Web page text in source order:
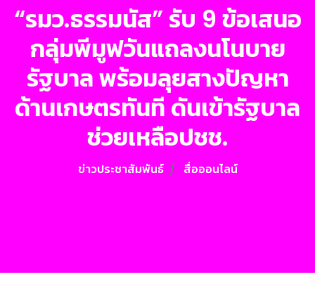
“รมว.ธรรมนัส” รับ 9 ข้อเสนอ
กลุ่มพีมูฟวันแถลงนโนบาย
รัฐบาล พร้อมลุยสางปัญหา
ด้านเกษตรทันที ดันเข้ารัฐบาล
ช่วยเหลือปชช.
ข่าวประชาสัมพันธ์ สื่อออนไลน์